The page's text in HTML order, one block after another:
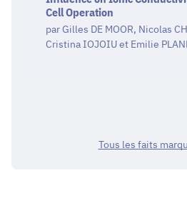
State
Batteries
Water
Transport
Cell Operation
par Gilles DE MOOR, Nicolas
Cristina IOJOIU et Emilie
Tous les faits